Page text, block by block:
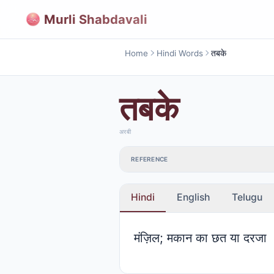
Murli Shabdavali
Home Hindi Words तबके
तबके
अरबी
REFERENCE
Hindi English Telugu
मंज़िल; मकान का छत या दरजा